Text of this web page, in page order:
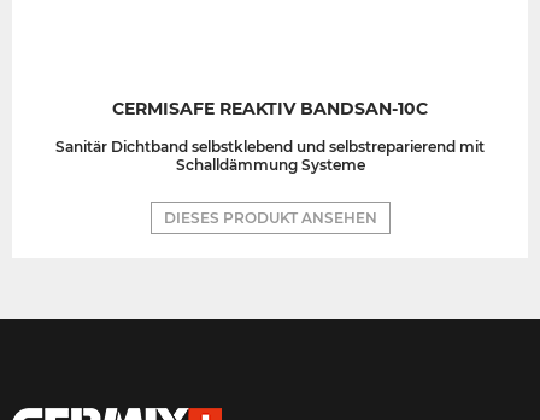
CERMISAFE REAKTIV BANDSAN-10C
Sanitär Dichtband selbstklebend und selbstreparierend mit
Schalldämmung Systeme
DIESES PRODUKT ANSEHEN